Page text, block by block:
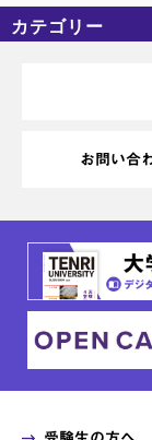
カテゴリー
お問い合